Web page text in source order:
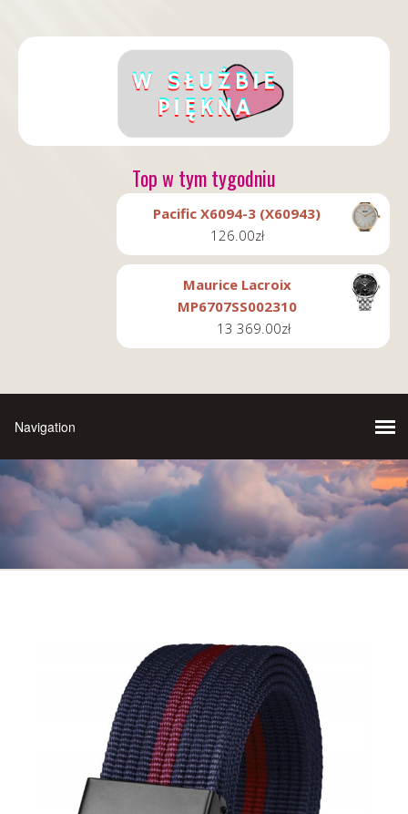
Top w tym tygodniu
Pacific X6094-3 (X60943)
126.00zł
Maurice Lacroix
MP6707SS002310
13 369.00zł